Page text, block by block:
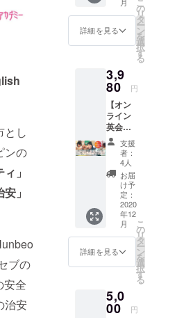
とし
ンの
」
安」
ブの
安全
治安
を継続し守
るために立
ち上がりま
した。
田舎の小さ
な学校であ
りながら多
くの人たち
にご愛顧い
ただき不思
議なご縁で
今も果敢に
挑戦をして
います。
(回数に
カウン
トしま
※月に一
人ス
タッフ
とのカ
ウンセ
リン
グ ※
先生の
いるグ
ループ
チャッ
トで
リー
ディン
グ・ラ
イティ
ング学
習 ※
ドバッ
クが記
円お
得】 ※1
コ
マ...25
分間
間...9:0
0 -
22:00
※担任
制 ※
グルー
プレッ
スン別
途受け
放題
※初回レ
ベル
チェッ
ク有り
(回数に
カウン
トしま
※月に一
人ス
タッフ
詳細を見る
の
リ
タ
ー
ン
を
選
択
す
る
3,9
80 円
【オン
ライン
英会話
１ヶ月
(週2コ
マ) お試
しプラ
ン [ギフ
ト可] ...
通常よ
り1000
円お
得】 ※1
コ
マ...25
分間
間...9:0
0 -
支援
者：
4人
お届
け予
定：
2020
年12
月
詳細を見る
こ
の
リ
タ
ー
ン
を
選
択
す
る
5,0
00 円